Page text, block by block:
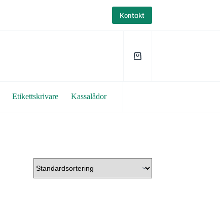
Kontakt
Varukorg
Etikettskrivare Kassalådor